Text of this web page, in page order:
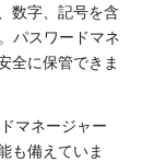
数字、記号を含
パスワードマネ
全に保管できま
マネージャー
も備えていま